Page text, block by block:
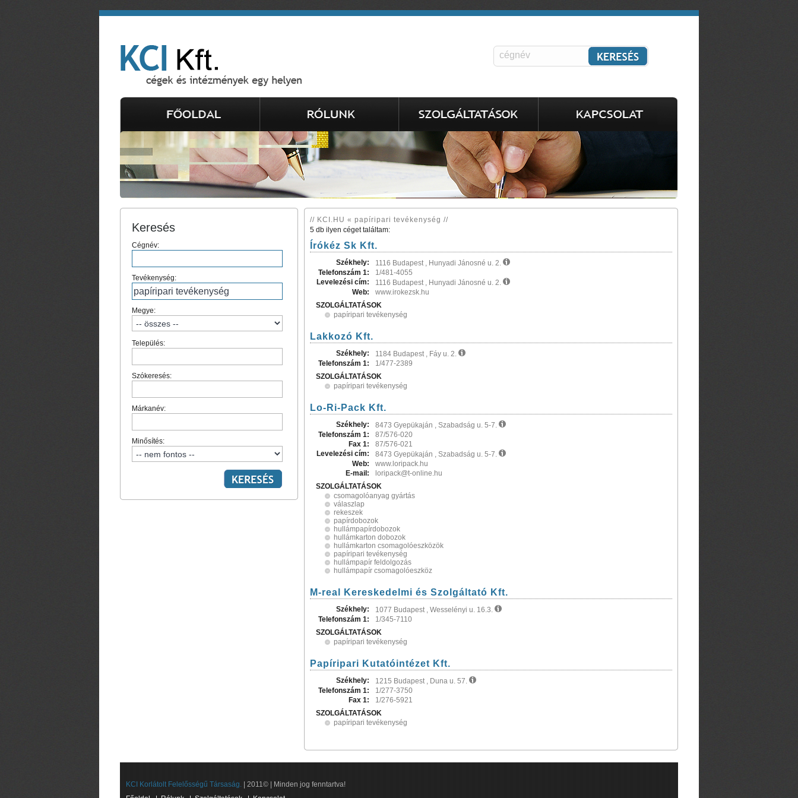
Keresés
Cégnév:
Tevékenység:
Megye:
Település:
Szókeresés:
Márkanév:
Minősítés:
// KCI.HU « papíripari tevékenység //
5 db ilyen céget találtam:
Írókéz Sk Kft.
Székhely:
1116 Budapest , Hunyadi Jánosné u. 2.
Telefonszám 1:
1/481-4055
Levelezési cím:
1116 Budapest , Hunyadi Jánosné u. 2.
Web:
www.irokezsk.hu
SZOLGÁLTATÁSOK
papíripari tevékenység
Lakkozó Kft.
Székhely:
1184 Budapest , Fáy u. 2.
Telefonszám 1:
1/477-2389
SZOLGÁLTATÁSOK
papíripari tevékenység
Lo-Ri-Pack Kft.
Székhely:
8473 Gyepükaján , Szabadság u. 5-7.
Telefonszám 1:
87/576-020
Fax 1:
87/576-021
Levelezési cím:
8473 Gyepükaján , Szabadság u. 5-7.
Web:
www.loripack.hu
E-mail:
loripack@t-online.hu
SZOLGÁLTATÁSOK
csomagolóanyag gyártás
válaszlap
rekeszek
papírdobozok
hullámpapírdobozok
hullámkarton dobozok
hullámkarton csomagolóeszközök
papíripari tevékenység
hullámpapír feldolgozás
hullámpapír csomagolóeszköz
M-real Kereskedelmi és Szolgáltató Kft.
Székhely:
1077 Budapest , Wesselényi u. 16.3.
Telefonszám 1:
1/345-7110
SZOLGÁLTATÁSOK
papíripari tevékenység
Papíripari Kutatóintézet Kft.
Székhely:
1215 Budapest , Duna u. 57.
Telefonszám 1:
1/277-3750
Fax 1:
1/276-5921
SZOLGÁLTATÁSOK
papíripari tevékenység
KCI Korlátolt Felelősségű Társaság. | 2011© | Minden jog fenntartva!